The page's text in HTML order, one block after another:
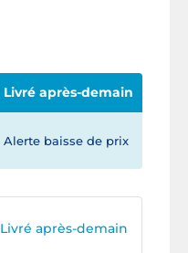
Livré après-demain
Alerte baisse de prix
Livré après-demain